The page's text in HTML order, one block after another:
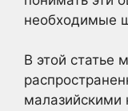
необходимые
В этой статье